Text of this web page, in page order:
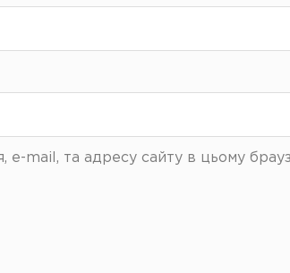
e-mail, та адресу сайту в цьому